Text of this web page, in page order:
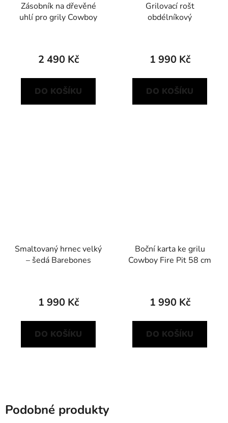
Zásobník na dřevěné
uhlí pro grily Cowboy
2 490 Kč
DO KOŠÍKU
Grilovací rošt
obdélníkový
1 990 Kč
DO KOŠÍKU
Smaltovaný hrnec velký
– šedá Barebones
1 990 Kč
DO KOŠÍKU
Boční karta ke grilu
Cowboy Fire Pit 58 cm
1 990 Kč
DO KOŠÍKU
Podobné produkty